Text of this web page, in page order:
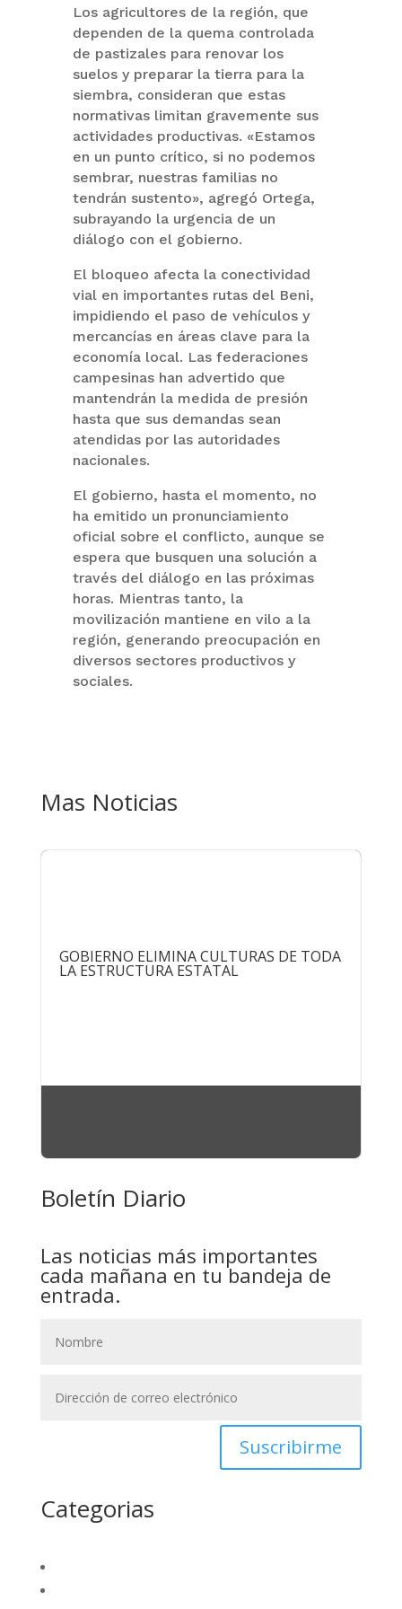
Los agricultores de la región, que
dependen de la quema controlada
de pastizales para renovar los
suelos y preparar la tierra para la
siembra, consideran que estas
normativas limitan gravemente sus
actividades productivas. «Estamos
en un punto crítico, si no podemos
sembrar, nuestras familias no
tendrán sustento», agregó Ortega,
subrayando la urgencia de un
diálogo con el gobierno.
El bloqueo afecta la conectividad
vial en importantes rutas del Beni,
impidiendo el paso de vehículos y
mercancías en áreas clave para la
economía local. Las federaciones
campesinas han advertido que
mantendrán la medida de presión
hasta que sus demandas sean
atendidas por las autoridades
nacionales.
El gobierno, hasta el momento, no
ha emitido un pronunciamiento
oficial sobre el conflicto, aunque se
espera que busquen una solución a
través del diálogo en las próximas
horas. Mientras tanto, la
movilización mantiene en vilo a la
región, generando preocupación en
diversos sectores productivos y
sociales.
Mas Noticias
GOBIERNO ELIMINA CULTURAS DE TODA
LA ESTRUCTURA ESTATAL
Boletín Diario
Las noticias más importantes
cada mañana en tu bandeja de
entrada.
Suscribirme
Categorias